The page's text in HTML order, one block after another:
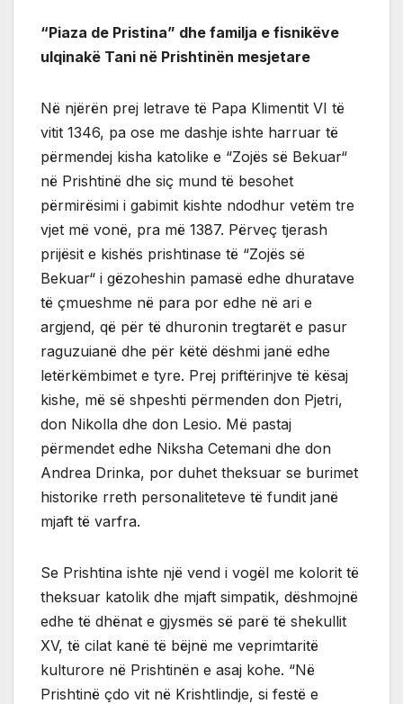
“Piaza de Pristina” dhe familja e fisnikëve
ulqinakë Tani në Prishtinën mesjetare
Në njërën prej letrave të Papa Klimentit VI të
vitit 1346, pa ose me dashje ishte harruar të
përmendej kisha katolike e “Zojës së Bekuar“
në Prishtinë dhe siç mund të besohet
përmirësimi i gabimit kishte ndodhur vetëm tre
vjet më vonë, pra më 1387. Përveç tjerash
prijësit e kishës prishtinase të “Zojës së
Bekuar“ i gëzoheshin pamasë edhe dhuratave
të çmueshme në para por edhe në ari e
argjend, që për të dhuronin tregtarët e pasur
raguzuianë dhe për këtë dëshmi janë edhe
letërkëmbimet e tyre. Prej priftërinjve të kësaj
kishe, më së shpeshti përmenden don Pjetri,
don Nikolla dhe don Lesio. Më pastaj
përmendet edhe Niksha Cetemani dhe don
Andrea Drinka, por duhet theksuar se burimet
historike rreth personaliteteve të fundit janë
mjaft të varfra.
Se Prishtina ishte një vend i vogël me kolorit të
theksuar katolik dhe mjaft simpatik, dëshmojnë
edhe të dhënat e gjysmës së parë të shekullit
XV, të cilat kanë të bëjnë me veprimtaritë
kulturore në Prishtinën e asaj kohe. “Në
Prishtinë çdo vit në Krishtlindje, si festë e